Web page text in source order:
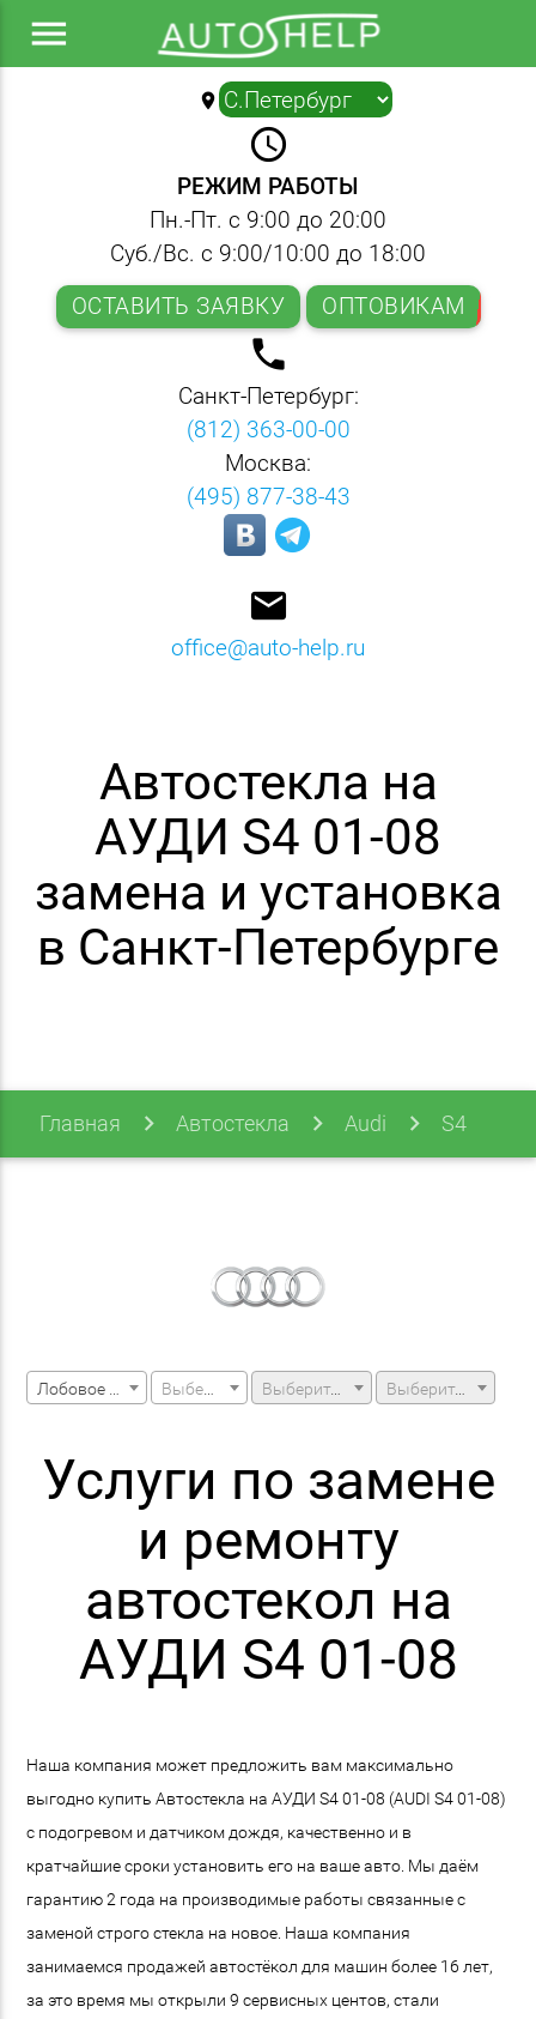
menu
location_on ▼
query_builder
РЕЖИМ РАБОТЫ
Пн.-Пт. с 9:00 до 20:00
Суб./Вс. с 9:00/10:00 до 18:00
ОСТАВИТЬ ЗАЯВКУ
ОПТОВИКАМ
local_phone
Санкт-Петербург:
(812) 363-00-00
Москва:
(495) 877-38-43
email
office@auto-help.ru
Автостекла на
АУДИ S4 01-08
замена и установка
в Санкт-Петербурге
Главная Автостекла Audi S4
Выберите модель машины Выберите модификацию
Услуги по замене
и ремонту
автостекол на
АУДИ S4 01-08
Наша компания может предложить вам максимально
выгодно купить Автостекла на АУДИ S4 01-08 (AUDI S4 01-08)
с подогревом и датчиком дождя, качественно и в
кратчайшие сроки установить его на ваше авто. Мы даём
гарантию 2 года на производимые работы связанные с
заменой строго стекла на новое. Наша компания
занимаемся продажей автостёкол для машин более 16 лет,
за это время мы открыли 9 сервисных центов, стали